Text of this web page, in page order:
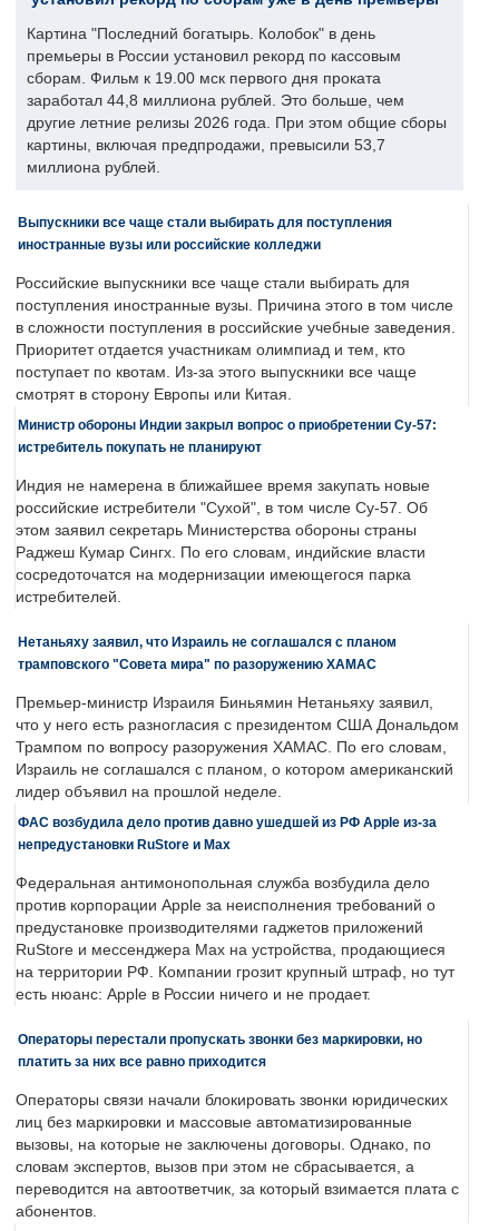
Картина "Последний богатырь. Колобок" в день
премьеры в России установил рекорд по кассовым
сборам. Фильм к 19.00 мск первого дня проката
заработал 44,8 миллиона рублей. Это больше, чем
другие летние релизы 2026 года. При этом общие сборы
картины, включая предпродажи, превысили 53,7
миллиона рублей.
Выпускники все чаще стали выбирать для поступления
иностранные вузы или российские колледжи
Российские выпускники все чаще стали выбирать для
поступления иностранные вузы. Причина этого в том числе
в сложности поступления в российские учебные заведения.
Приоритет отдается участникам олимпиад и тем, кто
поступает по квотам. Из-за этого выпускники все чаще
смотрят в сторону Европы или Китая.
Министр обороны Индии закрыл вопрос о приобретении Су-57:
истребитель покупать не планируют
Индия не намерена в ближайшее время закупать новые
российские истребители "Сухой", в том числе Су-57. Об
этом заявил секретарь Министерства обороны страны
Раджеш Кумар Сингх. По его словам, индийские власти
сосредоточатся на модернизации имеющегося парка
истребителей.
Нетаньяху заявил, что Израиль не соглашался с планом
трамповского "Совета мира" по разоружению ХАМАС
Премьер-министр Израиля Биньямин Нетаньяху заявил,
что у него есть разногласия с президентом США Дональдом
Трампом по вопросу разоружения ХАМАС. По его словам,
Израиль не соглашался с планом, о котором американский
лидер объявил на прошлой неделе.
ФАС возбудила дело против давно ушедшей из РФ Apple из-за
непредустановки RuStore и Max
Федеральная антимонопольная служба возбудила дело
против корпорации Apple за неисполнения требований о
предустановке производителями гаджетов приложений
RuStore и мессенджера Max на устройства, продающиеся
на территории РФ. Компании грозит крупный штраф, но тут
есть нюанс: Apple в России ничего и не продает.
Операторы перестали пропускать звонки без маркировки, но
платить за них все равно приходится
Операторы связи начали блокировать звонки юридических
лиц без маркировки и массовые автоматизированные
вызовы, на которые не заключены договоры. Однако, по
словам экспертов, вызов при этом не сбрасывается, а
переводится на автоответчик, за который взимается плата с
абонентов.